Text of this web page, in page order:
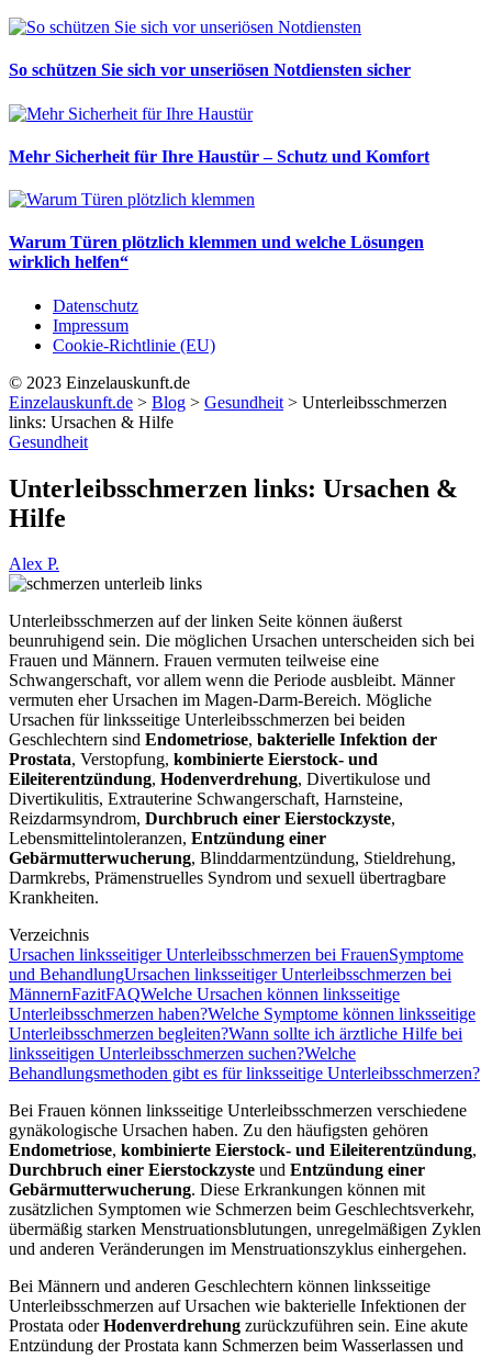
So schützen Sie sich vor unseriösen Notdiensten sicher
Mehr Sicherheit für Ihre Haustür – Schutz und Komfort
Warum Türen plötzlich klemmen und welche Lösungen
wirklich helfen“
Datenschutz
Impressum
Cookie-Richtlinie (EU)
© 2023 Einzelauskunft.de
Einzelauskunft.de > Blog > Gesundheit > Unterleibsschmerzen
links: Ursachen & Hilfe
Gesundheit
Unterleibsschmerzen links: Ursachen &
Hilfe
Alex P.
Unterleibsschmerzen auf der linken Seite können äußerst
beunruhigend sein. Die möglichen Ursachen unterscheiden sich bei
Frauen und Männern. Frauen vermuten teilweise eine
Schwangerschaft, vor allem wenn die Periode ausbleibt. Männer
vermuten eher Ursachen im Magen-Darm-Bereich. Mögliche
Ursachen für linksseitige Unterleibsschmerzen bei beiden
Geschlechtern sind Endometriose, bakterielle Infektion der
Prostata, Verstopfung, kombinierte Eierstock- und
Eileiterentzündung, Hodenverdrehung, Divertikulose und
Divertikulitis, Extrauterine Schwangerschaft, Harnsteine,
Reizdarmsyndrom, Durchbruch einer Eierstockzyste,
Lebensmittelintoleranzen, Entzündung einer
Gebärmutterwucherung, Blinddarmentzündung, Stieldrehung,
Darmkrebs, Prämenstruelles Syndrom und sexuell übertragbare
Krankheiten.
Verzeichnis
Ursachen linksseitiger Unterleibsschmerzen bei FrauenSymptome
und BehandlungUrsachen linksseitiger Unterleibsschmerzen bei
MännernFazitFAQWelche Ursachen können linksseitige
Unterleibsschmerzen haben?Welche Symptome können linksseitige
Unterleibsschmerzen begleiten?Wann sollte ich ärztliche Hilfe bei
linksseitigen Unterleibsschmerzen suchen?Welche
Behandlungsmethoden gibt es für linksseitige Unterleibsschmerzen?
Bei Frauen können linksseitige Unterleibsschmerzen verschiedene
gynäkologische Ursachen haben. Zu den häufigsten gehören
Endometriose, kombinierte Eierstock- und Eileiterentzündung,
Durchbruch einer Eierstockzyste und Entzündung einer
Gebärmutterwucherung. Diese Erkrankungen können mit
zusätzlichen Symptomen wie Schmerzen beim Geschlechtsverkehr,
übermäßig starken Menstruationsblutungen, unregelmäßigen Zyklen
und anderen Veränderungen im Menstruationszyklus einhergehen.
Bei Männern und anderen Geschlechtern können linksseitige
Unterleibsschmerzen auf Ursachen wie bakterielle Infektionen der
Prostata oderHodenverdrehung zurückzuführen sein. Eine akute
Entzündung der Prostata kann Schmerzen beim Wasserlassen und